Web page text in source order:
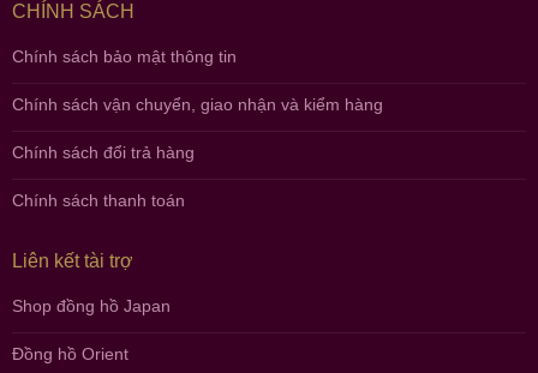
CHÍNH SÁCH
Chính sách bảo mật thông tin
Chính sách vận chuyển, giao nhận và kiểm hàng
Chính sách đổi trả hàng
Chính sách thanh toán
Liên kết tài trợ
Shop đồng hồ Japan
Đồng hồ Orient